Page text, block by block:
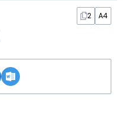
2 A4